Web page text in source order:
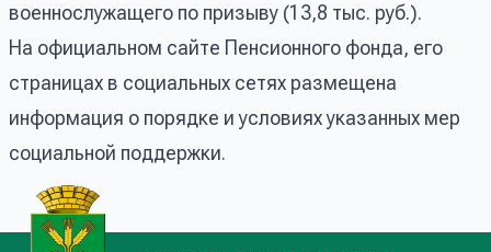
военнослужащего по призыву (13,8 тыс. руб.).
На официальном сайте Пенсионного фонда, его
страницах в социальных сетях размещена
информация о порядке и условиях указанных мер
социальной поддержки.